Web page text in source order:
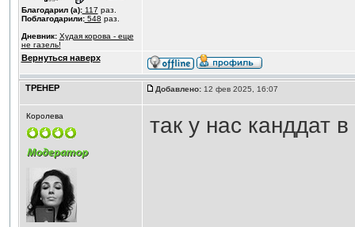
Благодарил (а):117 раз.
Поблагодарили:548 раз.
Дневник: Худая корова - еще
не газель!
Вернуться наверх
ТРЕНЕР Добавлено:12 фев 2025, 16:07
Королева так у нас канддат